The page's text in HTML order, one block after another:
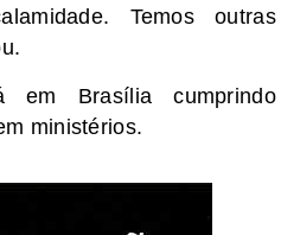
Temos outras
em Brasília cumprindo
ministérios.